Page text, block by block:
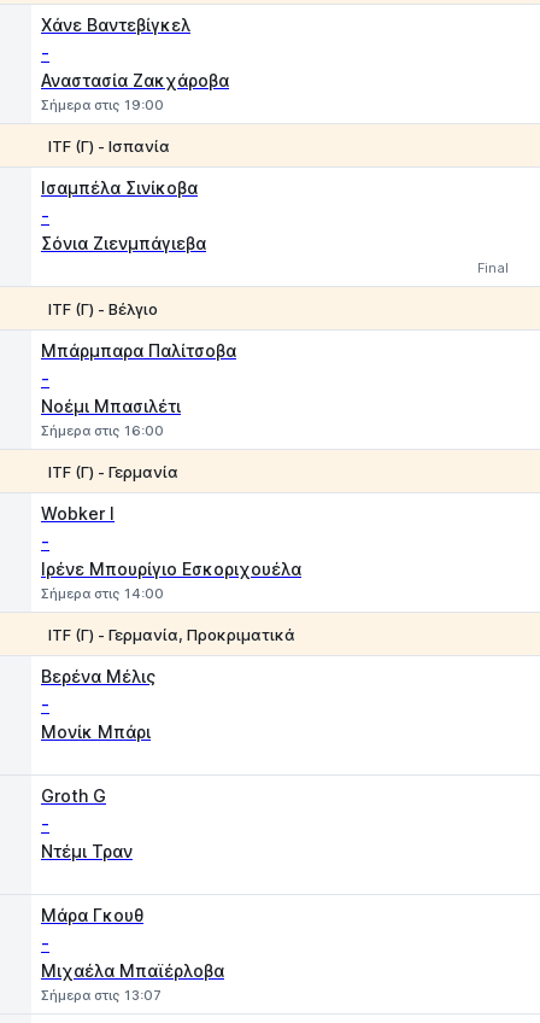
Χάνε Βαντεβίγκελ
-
Αναστασία Ζακχάροβα
Σήμερα στις 19:00
ITF (Γ) - Ισπανία
Iσαμπέλα Σινίκοβα
-
Σόνια Ζιενμπάγιεβα
Final
ITF (Γ) - Βέλγιο
Μπάρμπαρα Παλίτσοβα
-
Νοέμι Μπασιλέτι
Σήμερα στις 16:00
ITF (Γ) - Γερμανία
Wobker I
-
Ιρένε Μπουρίγιο Εσκοριχουέλα
Σήμερα στις 14:00
ITF (Γ) - Γερμανία, Προκριματικά
Βερένα Μέλις
-
Μονίκ Μπάρι
Groth G
-
Ντέμι Τραν
Μάρα Γκουθ
-
Μιχαέλα Μπαϊέρλοβα
Σήμερα στις 13:07